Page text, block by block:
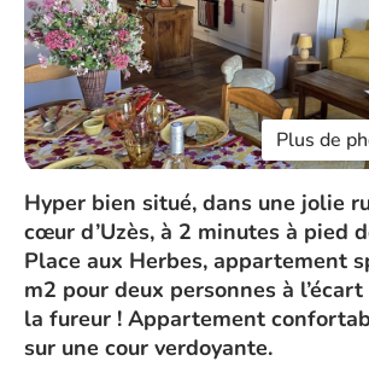
Plus de
Hyper bien situé, dans une jolie
cœur d’Uzès, à 2 minutes à pied
Place aux Herbes, appartement
m2 pour deux personnes à
la fureur ! Appartement
sur une cour verdoyante.